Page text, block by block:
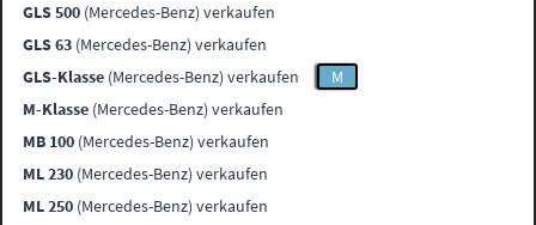
GLS 500 (Mercedes-Benz) verkaufen
GLS 63 (Mercedes-Benz) verkaufen
GLS-Klasse (Mercedes-Benz) verkaufen
M
M-Klasse (Mercedes-Benz) verkaufen
MB 100 (Mercedes-Benz) verkaufen
ML 230 (Mercedes-Benz) verkaufen
ML 250 (Mercedes-Benz) verkaufen